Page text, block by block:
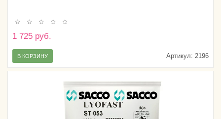
1 725 руб.
Артикул: 2196
В КОРЗИНУ